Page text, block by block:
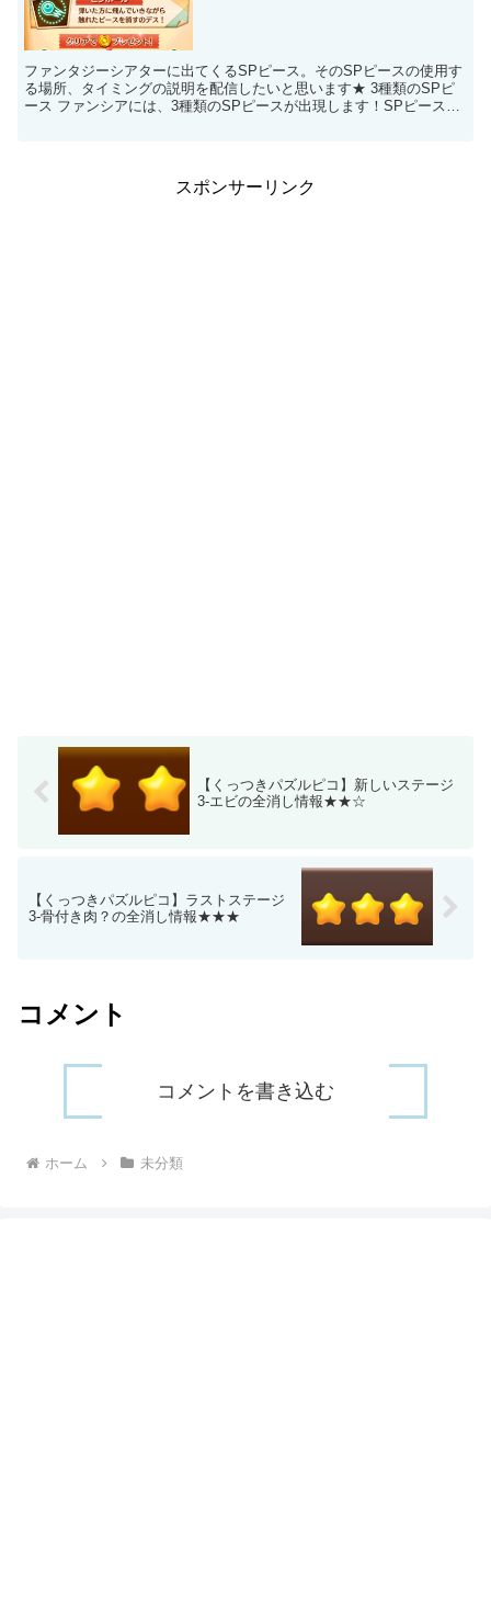
ファンタジーシアターに出てくるSPピース。そのSPピースの使用す
る場所、タイミングの説明を配信したいと思います★ 3種類のSPピ
ース ファンシアには、3種類のSPピースが出現します！SPピースと
スポンサーリンク
【くっつきパズルピコ】新しいステージ
3-エビの全消し情報★★☆
【くっつきパズルピコ】ラストステージ
3-骨付き肉？の全消し情報★★★
コメント
コメントを書き込む
ホーム 未分類